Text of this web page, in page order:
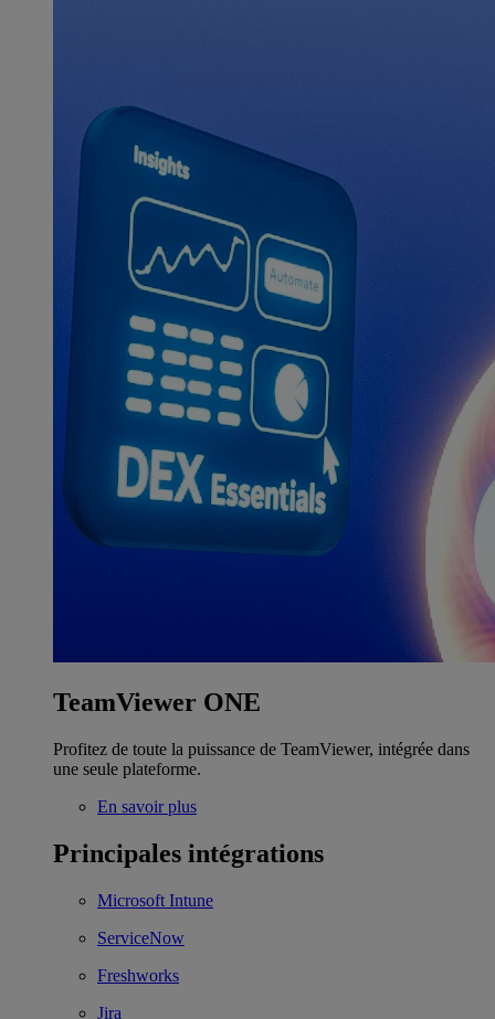
TeamViewer ONE
Profitez de toute la puissance de TeamViewer, intégrée dans
une seule plateforme.
En savoir plus
Principales intégrations
Microsoft Intune
ServiceNow
Freshworks
Jira